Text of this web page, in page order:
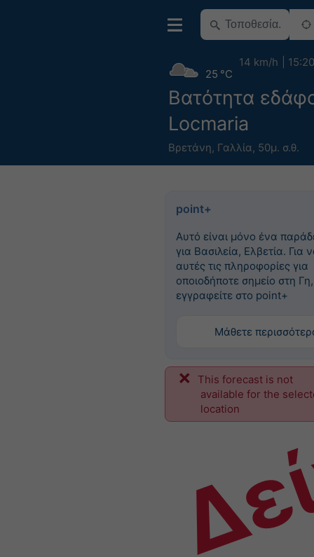
Βατότητα
Locmaria
Βρετάνη, Γαλλία, 50μ. σ.θ.
25 °C
14 km/h 15:20
point+
Αυτό είναι μόνο ένα
για Βασιλεία, Ελβετία. Για
αυτές τις πληροφορίες για
οποιοδήποτε σημείο στη Γη,
εγγραφείτε στο point+
Μάθετε
This forecast is not
available for the
location